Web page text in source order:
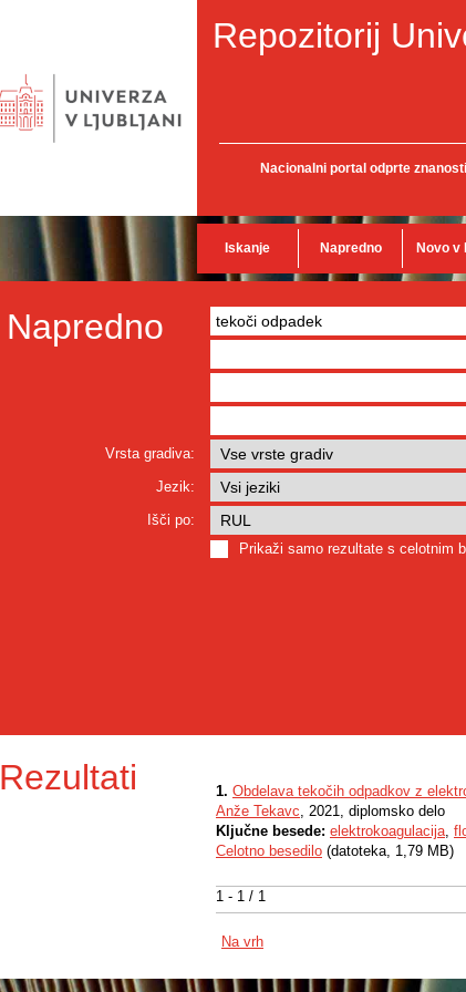
Repozitorij
Nacionalni portal odprte znanosti
Iskanje Napredno Novo v
Napredno
Vrsta gradiva:
Jezik:
Išči po:
Prikaži samo rezultate s celotnim
Rezultati
1 - 1 / 1
1. Obdelava tekočih odpadkov z
Anže Tekavc, 2021, diplomsko delo
Ključne besede: elektrokoagulacija,
Celotno besedilo (datoteka, 1,79 MB)
Na vrh